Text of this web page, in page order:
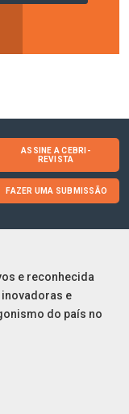
ASSINE A CEBRI-
REVISTA
FAZER UMA SUBMISSÃO
e reconhecida
e
do país no